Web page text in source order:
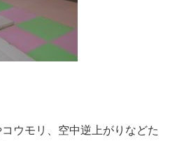
ウモリ、空中逆上がりなどた